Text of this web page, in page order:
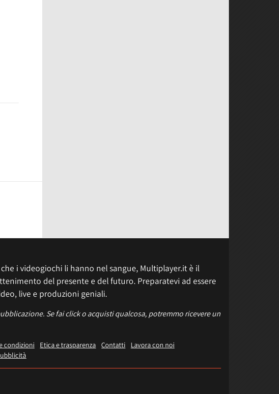
i videogiochi li hanno nel sangue, Multiplayer.it è il
del presente e del futuro. Preparatevi ad essere
live e produzioni geniali.
Se fai click o acquisti qualcosa, potremmo ricevere un
condizioni Etica e trasparenza Contatti
Lavora con noi